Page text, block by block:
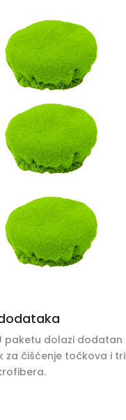
paketu dolazi dodatan
za čišćenje točkova i tri